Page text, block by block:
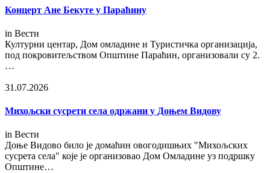
Концерт Ане Бекуте у Параћину
in Вести
Културни центар, Дом омладине и Туристичка организација,
под покровитељством Општине Параћин, организовали су 2.
…
31.07.2026
Михољски сусрети села одржани у Доњем Видову
in Вести
Доње Видово било је домаћин овогодишњих "Михољских
сусрета села" које је организовао Дом Омладине уз подршку
Општине…